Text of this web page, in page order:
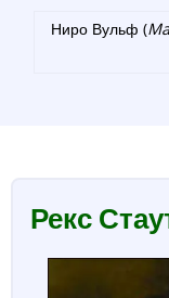
Ниро Вульф (
Рекс